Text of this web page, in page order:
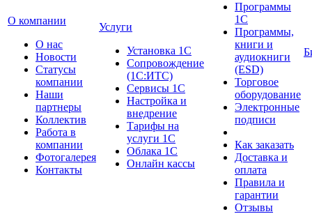
О компании
О нас
Новости
Cтатусы
компании
Наши
партнеры
Коллектив
Работа в
компании
Фотогалерея
Контакты
Услуги
Установка 1С
Сопровождение
(1С:ИТС)
Сервисы 1С
Настройка и
внедрение
Тарифы на
услуги 1С
Облака 1С
Онлайн кассы
Программы
1С
Программы,
книги и
аудиокниги
(ESD)
Торговое
оборудование
Электронные
подписи
Как заказать
Доставка и
оплата
Правила и
гарантии
Отзывы